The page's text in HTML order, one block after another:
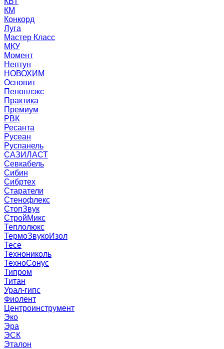
КМ
Конкорд
Луга
Мастер Класс
МКУ
Момент
Нептун
НОВОХИМ
Основит
Пеноплэкс
Практика
Премиум
РВК
Ресанта
Русеан
Руспанель
САЗИЛАСТ
Севкабель
Сибин
Сибртех
Старатели
Стенофлекс
СтопЗвук
СтройМикс
Теплолюкс
ТермоЗвукоИзол
Тесе
Технониколь
ТехноСонус
Типром
Титан
Урал-гипс
Фиолент
Центроинструмент
Эко
Эра
ЭСК
Эталон